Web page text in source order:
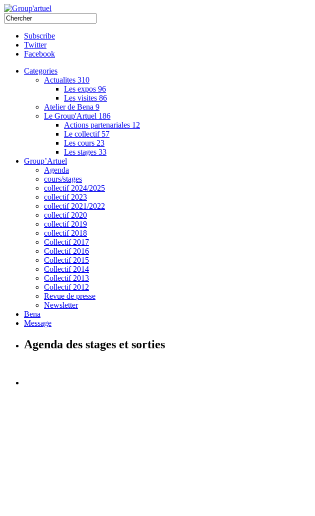
Subscribe
Twitter
Facebook
Categories
Actualites 310
Les expos 96
Les visites 86
Atelier de Bena 9
Le Group'Artuel 186
Actions partenariales 12
Le collectif 57
Les cours 23
Les stages 33
Group’Artuel
Agenda
cours/stages
collectif 2024/2025
collectif 2023
collectif 2021/2022
collectif 2020
collectif 2019
collectif 2018
Collectif 2017
Collectif 2016
Collectif 2015
Collectif 2014
Collectif 2013
Collectif 2012
Revue de presse
Newsletter
Bena
Message
Agenda des stages et sorties